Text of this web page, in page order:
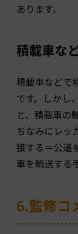
あります。
積載車な
積載車などで
です。しかし
と、積載車の
ちなみにレッ
接する＝公道
車を輸送する
6.監修コ